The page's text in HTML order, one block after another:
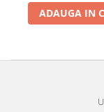
ADAUGA IN